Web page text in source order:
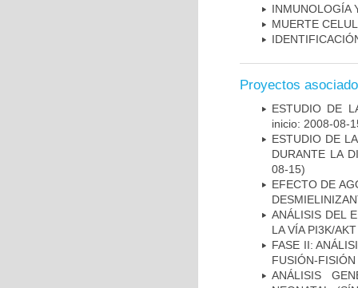
INMUNOLOGÍA
MUERTE
Proyectos
ESTUDIO DE
inicio: 2008-08-
ESTUDIO DE
DURANTE LA
08-15)
EFECTO DE
ANÁLISIS DEL
LA VÍA PI3K/
FASE II:
FUSIÓN-
ANÁLISIS